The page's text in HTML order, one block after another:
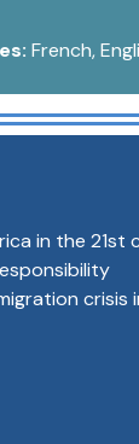
French,
in the 21st
crisis